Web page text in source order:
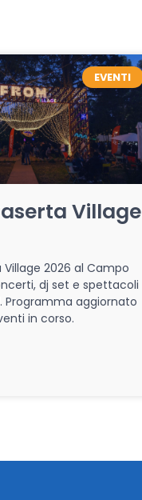
EVENTI
Village
Village 2026 al Campo
dj set e spettacoli
Programma aggiornato
in corso.